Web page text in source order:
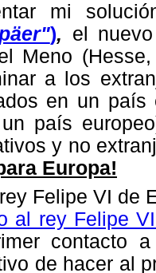
mi
), el
Meno
a los
en un
país
y no
Europa!
Felipe VI de
al rey Felipe
contacto
de hacer al